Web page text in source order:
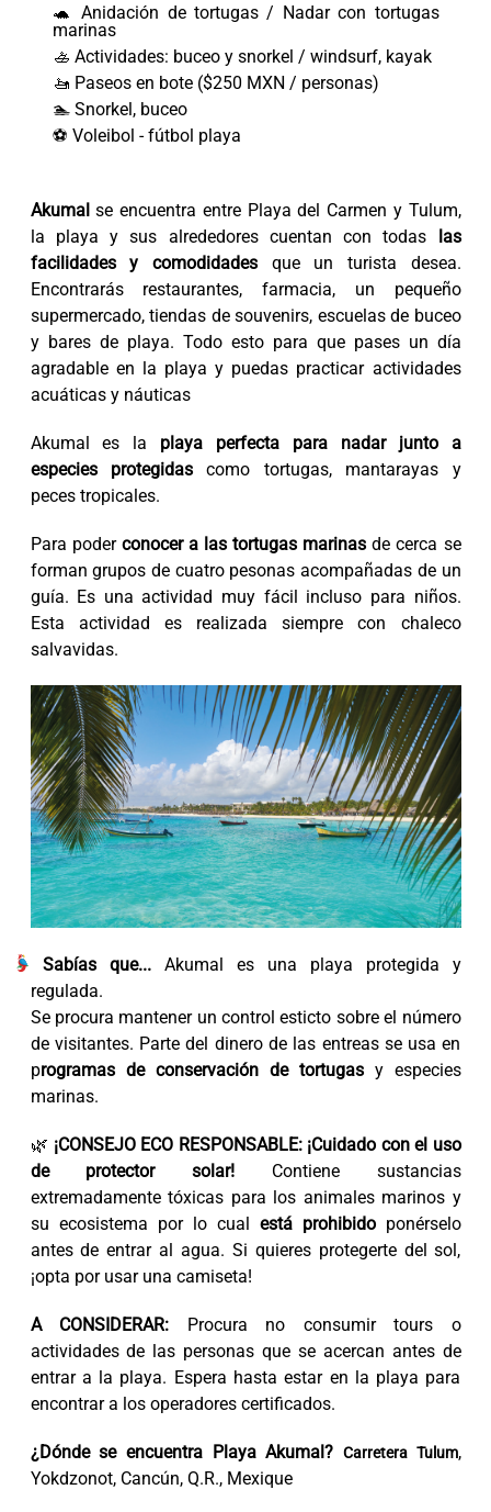
🐢 Anidación de tortugas / Nadar con tortugas
marinas
🚣 Actividades: buceo y snorkel / windsurf, kayak
🚤 Paseos en bote ($250 MXN / personas)
🏊 Snorkel, buceo
⚽ Voleibol - fútbol playa
Akumalse encuentra entre Playa del Carmen y Tulum,
la playa y sus alrededores cuentan con todas las
facilidades y comodidadesque un turista desea.
Encontrarás restaurantes, farmacia, un pequeño
supermercado, tiendas de souvenirs, escuelas de buceo
y bares de playa. Todo esto para que pases un día
agradable en la playa y puedas practicar actividades
acuáticas y náuticas
Akumal es la playa perfecta para nadar junto a
especies protegidascomo tortugas, mantarayas y
peces tropicales.
Para poder conocer a las tortugas marinas de cerca se
forman grupos de cuatro pesonas acompañadas de un
guía. Es una actividad muy fácil incluso para niños.
Esta actividad es realizada siempre con chaleco
salvavidas.
Sabías que... Akumal es una playa protegida y
regulada.
Se procura mantener un control esticto sobre el número
de visitantes. Parte del dinero de las entreas se usa en
programas de conservación de tortugasy especies
marinas.
🌿 ¡CONSEJO ECO RESPONSABLE: ¡Cuidado con el uso
de protector solar! Contiene sustancias
extremadamente tóxicas para los animales marinos y
su ecosistema por lo cual está prohibidoponérselo
antes de entrar al agua. Si quieres protegerte del sol,
¡opta por usar una camiseta!
A CONSIDERAR: Procura no consumir tours o
actividades de las personas que se acercan antes de
entrar a la playa. Espera hasta estar en la playa para
encontrar a los operadores certificados.
¿Dónde se encuentra Playa Akumal? Carretera Tulum,
Yokdzonot, Cancún, Q.R., Mexique